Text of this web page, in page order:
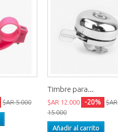
$AR 5.000
Timbre para...
$AR 12.000 -20%
$AR
15.000
Añadir al carrito